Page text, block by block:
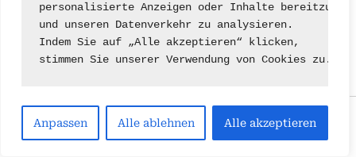
personalisierte Anzeigen oder Inhalte
und unseren Datenverkehr zu analysieren.
Indem Sie auf „Alle akzeptieren“ klicken,
stimmen Sie unserer Verwendung von Cookies zu.
Anpassen Alle ablehnen Alle akzeptieren
Copyright © 2026 .
Powered byPressBook Green WordPress theme